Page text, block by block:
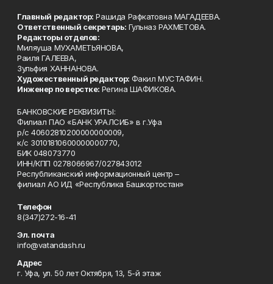
Главный редактор: Рашида Рафкатовна МАГАДЕЕВА.
Ответственный секретарь: Гульназ РАХМЕТОВА.
Редакторы отделов:
Миляуша МУХАМЕТЬЯНОВА,
Раиля ГАЛЕЕВА,
Зульфия ХАННАНОВА.
Художественный редактор: Факил МУСТАФИН.
Инженер по верстке: Регина ШАФИКОВА.
БАНКОВСКИЕ РЕКВИЗИТЫ:
Филиал ПАО «БАНК УРАЛСИБ» в г.Уфа
р/с 40602810200000000009,
к/с 30101810600000000770,
БИК 048073770
ИНН/КПП 0278066967/027843012
Республиканский информационный центр –
филиал АО ИД «Республика Башкортостан»
Телефон
8(347)272-16-41
Эл. почта
info@vatandash.ru
Адрес
г. Уфа, ул. 50 лет Октября, 13, 5-й этаж